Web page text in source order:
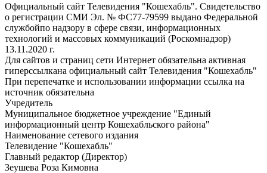
Официальный сайт Телевидения "Кошехабль". Свидетельство
о регистрации СМИ Эл. № ФС77-79599 выдано Федеральной
службойпо надзору в сфере связи, информационных
технологий и массовых коммуникаций (Роскомнадзор)
13.11.2020 г.
Для сайтов и страниц сети Интернет обязательна активная
гиперссылкана официальный сайт Телевидения "Кошехабль"
При перепечатке и использовании информации ссылка на
источник обязательна
Учредитель
Муниципальное бюджетное учреждение "Единый
информационный центр Кошехабльского района"
Наименование сетевого издания
Телевидение "Кошехабль"
Главный редактор (Директор)
Зеушева Роза Кимовна